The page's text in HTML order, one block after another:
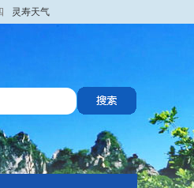
灵寿天气